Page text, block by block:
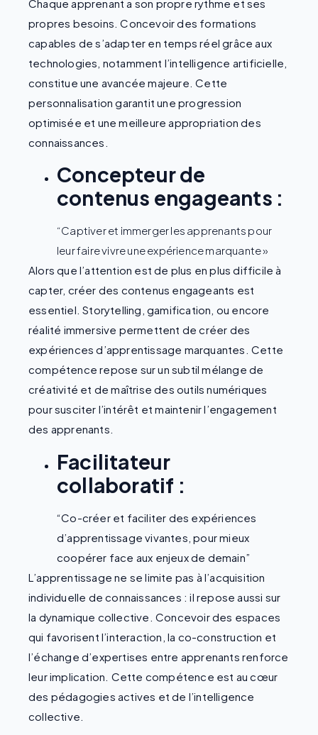
Chaque apprenant a son propre rythme et ses
propres besoins. Concevoir des formations
capables de s’adapter en temps réel grâce aux
technologies, notamment l’intelligence artificielle,
constitue une avancée majeure. Cette
personnalisation garantit une progression
optimisée et une meilleure appropriation des
connaissances.
Concepteur de
contenus engageants :
“Captiver et immerger les apprenants pour
leur faire vivre une expérience marquante »
Alors que l’attention est de plus en plus difficile à
capter, créer des contenus engageants est
essentiel. Storytelling, gamification, ou encore
réalité immersive permettent de créer des
expériences d’apprentissage marquantes. Cette
compétence repose sur un subtil mélange de
créativité et de maîtrise des outils numériques
pour susciter l’intérêt et maintenir l’engagement
des apprenants.
Facilitateur
collaboratif :
“Co-créer et faciliter des expériences
d’apprentissage vivantes, pour mieux
coopérer face aux enjeux de demain”
L’apprentissage ne se limite pas à l’acquisition
individuelle de connaissances : il repose aussi sur
la dynamique collective. Concevoir des espaces
qui favorisent l’interaction, la co-construction et
l’échange d’expertises entre apprenants renforce
leur implication. Cette compétence est au cœur
des pédagogies actives et de l’intelligence
collective.